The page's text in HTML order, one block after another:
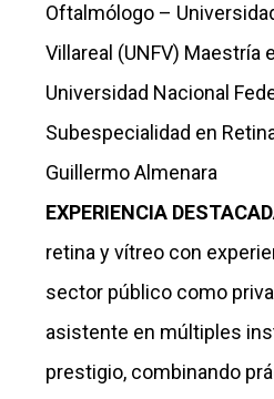
Oftalmólogo –
Villareal (UNFV) Maestría
Universidad Nacional
Subespecialidad en
Guillermo Almenara
EXPERIENCIA
retina y vítreo con
sector público como
asistente en múltiples
prestigio, combinando